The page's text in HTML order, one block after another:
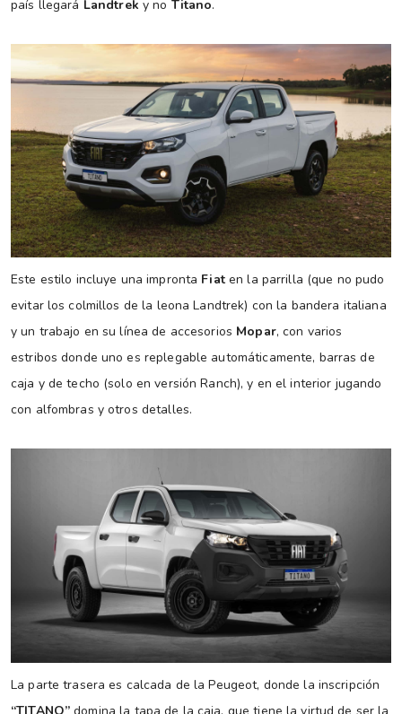
país llegará Landtrek y no Titano.
Este estilo incluye una impronta Fiaten la parrilla (que no pudo
evitar los colmillos de la leona Landtrek) con la bandera italiana
y un trabajo en su línea de accesorios Mopar, con varios
estribos donde uno es replegable automáticamente, barras de
caja y de techo (solo en versión Ranch), y en el interior jugando
con alfombras y otros detalles.
La parte trasera es calcada de la Peugeot, donde la inscripción